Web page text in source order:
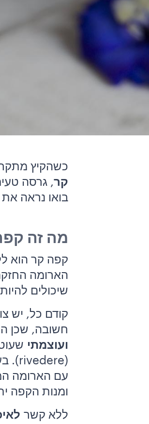
כשהקיץ
קר, גרסה
בואו נראה
מה זה
קפה קר הוא
הארומה
שיכולים
קודם כל, יש
חשובה, שכן
ועוצמתי
(rivedere). בעוד שכמעט כל רמות האיכות הן בסדר, הרבה חובבי קפה טוענים
עם הארומה
ומנות הקפה
ללא קשר